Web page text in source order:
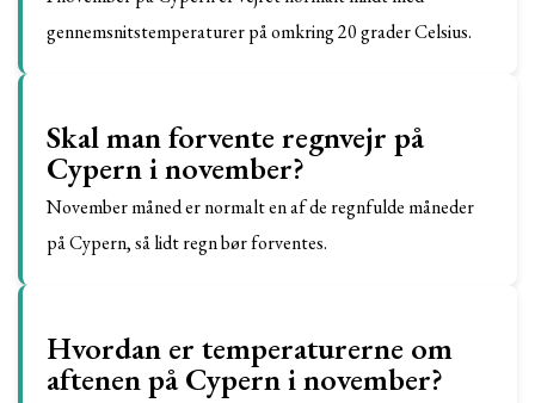
gennemsnitstemperaturer på omkring 20 grader Celsius.
Skal man forvente regnvejr på
Cypern i november?
November måned er normalt en af de regnfulde måneder
på Cypern, så lidt regn bør forventes.
Hvordan er temperaturerne om
aftenen på Cypern i november?